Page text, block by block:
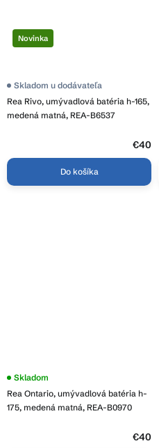
Novinka
Rea Rivo, umývadlová batéria h-165,
medená matná, REA-B6537
Skladom u dodávateľa
€40
Do košíka
Rea Ontario, umývadlová batéria h-
175, medená matná, REA-B0970
Priemerné
produktu
je
Skladom
€40